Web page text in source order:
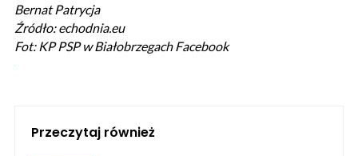
Bernat Patrycja
Źródło: echodnia.eu
Fot: KP PSP w Białobrzegach Facebook
Przeczytaj również